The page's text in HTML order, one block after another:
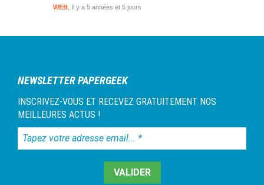
Il y a 5 années et 5 jours
WEB
NEWSLETTER PAPERGEEK
INSCRIVEZ-VOUS ET RECEVEZ GRATUITEMENT NOS
MEILLEURES ACTUS !
Tapez
votre